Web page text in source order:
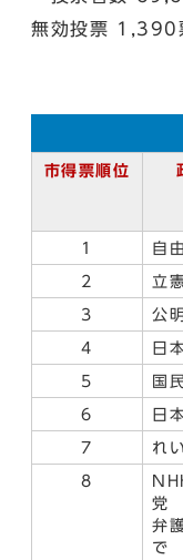
無効投票 1,390
市得票順位
1 自
2 立
3 公
4 日
5 国
6 日
7 れ
8
党
弁
で